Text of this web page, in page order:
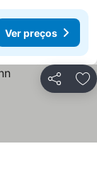
Ver preços
Partilhar